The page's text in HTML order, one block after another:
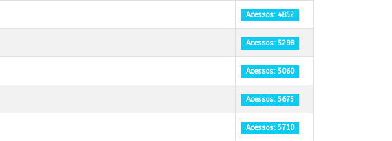
Acessos: 4852
Acessos: 5298
Acessos: 5060
Acessos: 5675
Acessos: 5710